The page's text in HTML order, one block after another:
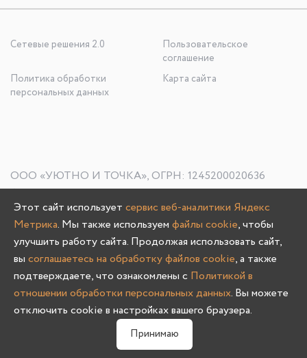
Сетевые решения 2.0
Пользовательское
соглашение
Политика обработки
персональных данных
Карта сайта
ООО «УЮТНО И ТОЧКА», ОГРН: 1245200020636
603107, Нижегородская область, г. Нижний Новгород, пр-
кт Гагарина, д. 178/1
Олмеко © 2004 -
Этот сайт использует сервис веб-аналитики Яндекс
Метрика. Мы также используем файлы cookie, чтобы
улучшить работу сайта. Продолжая использовать сайт,
вы соглашаетесь на обработку файлов cookie, а также
подтверждаете, что ознакомлены с Политикой в
отношении обработки персональных данных. Вы можете
отключить cookie в настройках вашего браузера.
Принимаю